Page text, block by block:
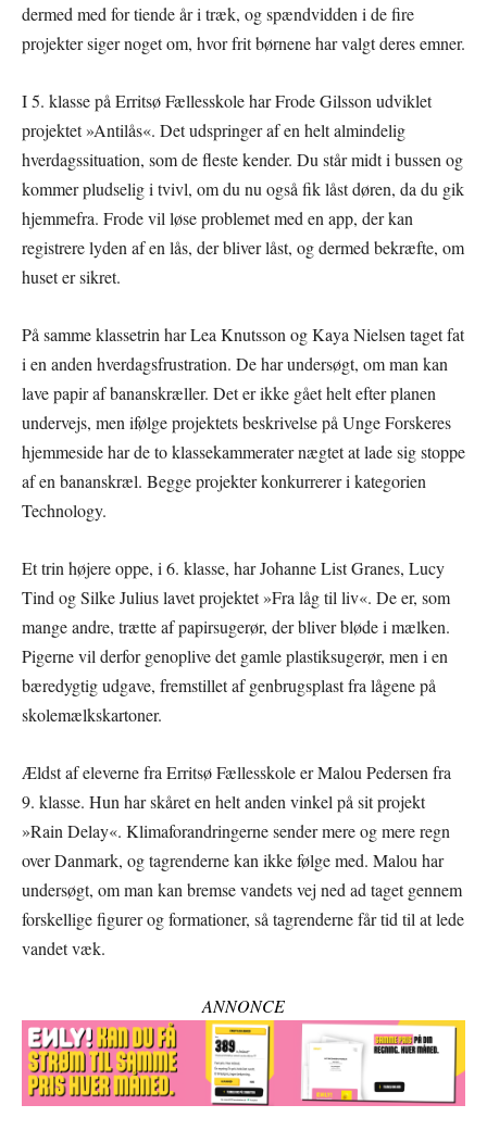
dermed med for tiende år i træk, og spændvidden i de fire
projekter siger noget om, hvor frit børnene har valgt deres emner.
I 5. klasse på Erritsø Fællesskole har Frode Gilsson udviklet
projektet »Antilås«. Det udspringer af en helt almindelig
hverdagssituation, som de fleste kender. Du står midt i bussen og
kommer pludselig i tvivl, om du nu også fik låst døren, da du gik
hjemmefra. Frode vil løse problemet med en app, der kan
registrere lyden af en lås, der bliver låst, og dermed bekræfte, om
huset er sikret.
På samme klassetrin har Lea Knutsson og Kaya Nielsen taget fat
i en anden hverdagsfrustration. De har undersøgt, om man kan
lave papir af bananskræller. Det er ikke gået helt efter planen
undervejs, men ifølge projektets beskrivelse på Unge Forskeres
hjemmeside har de to klassekammerater nægtet at lade sig stoppe
af en bananskræl. Begge projekter konkurrerer i kategorien
Technology.
Et trin højere oppe, i 6. klasse, har Johanne List Granes, Lucy
Tind og Silke Julius lavet projektet »Fra låg til liv«. De er, som
mange andre, trætte af papirsugerør, der bliver bløde i mælken.
Pigerne vil derfor genoplive det gamle plastiksugerør, men i en
bæredygtig udgave, fremstillet af genbrugsplast fra lågene på
skolemælkskartoner.
Ældst af eleverne fra Erritsø Fællesskole er Malou Pedersen fra
9. klasse. Hun har skåret en helt anden vinkel på sit projekt
»Rain Delay«. Klimaforandringerne sender mere og mere regn
over Danmark, og tagrenderne kan ikke følge med. Malou har
undersøgt, om man kan bremse vandets vej ned ad taget gennem
forskellige figurer og formationer, så tagrenderne får tid til at lede
vandet væk.
ANNONCE